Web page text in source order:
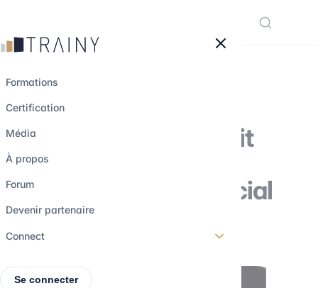
Formations
Certification
Média
À propos
Forum
Devenir partenaire
Connect
Se connecter
Le Nasdaq-100 fait
l'objet d'un
rééquilibrage spécial
3 août 2023